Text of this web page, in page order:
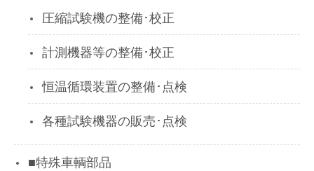
圧縮試験機の整備･校正
計測機器等の整備･校正
恒温循環装置の整備･点検
各種試験機器の販売･点検
■特殊車輌部品